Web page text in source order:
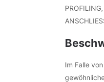
Im Falle